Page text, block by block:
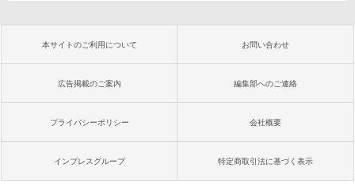
本サイトのご利用について お問い合わせ
広告掲載のご案内 編集部へのご連絡
プライバシーポリシー 会社概要
インプレスグループ 特定商取引法に基づく表示